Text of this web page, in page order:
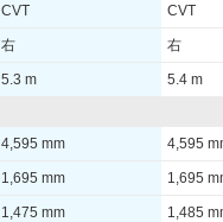
CVT CVT
右 右
5.3 m 5.4 m
4,595 mm 4,595
1,695 mm 1,695
1,475 mm 1,485